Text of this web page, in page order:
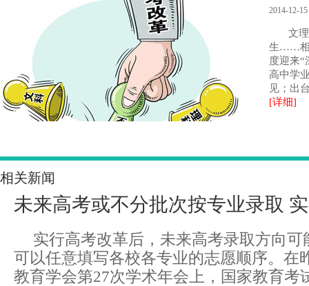
2014-12-
文
生……相
度迎来
高中学
见；出
[详细]
相关新闻
未来高考或不分批次按专业录取
实行高考改革后，未来高考录取方向
可以任意填写各校各专业的志愿顺序。在
教育学会第27次学术年会上，国家教育考